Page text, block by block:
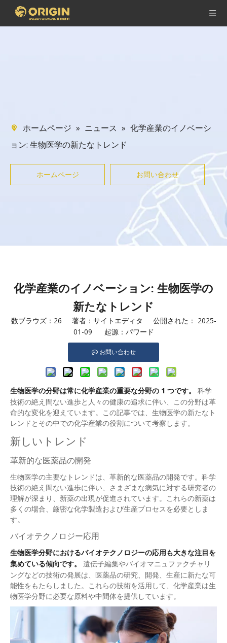
ホームページ » ニュース » 化学産業のイノベーシ
ョン: 生物医学の新たなトレンド
ホームページ お問い合わせ
化学産業のイノベーション: 生物医学の
新たなトレンド
数ブラウズ： 26 著者：サイトエディタ 公開された： 2025-
01-09 起源： パワード
お問い合わせ
生物医学の分野は常に化学産業の重要な分野の 1 つです。 科学
技術の絶え間ない進歩と人々の健康の追求に伴い、この分野は革
命的な変化を迎えています。この記事では、生物医学の新たなト
レンドとその中での化学産業の役割について考察します。
新しいトレンド
革新的な医薬品の開発
生物医学の主要なトレンドは、革新的な医薬品の開発です。科学
技術の絶え間ない進歩に伴い、さまざまな病気に対する研究者の
理解が深まり、新薬の出現が促進されています。これらの新薬は
多くの場合、厳密な化学製造および生産プロセスを必要としま
す。
バイオテクノロジー応用
生物医学分野におけるバイオテクノロジーの応用も大きな注目を
集めている傾向です。 遺伝子編集やバイオマニュファクチャリ
ングなどの技術の発展は、医薬品の研究、開発、生産に新たな可
能性をもたらしました。これらの技術を活用して、化学産業は生
物医学分野に必要な原料や中間体を提供しています。